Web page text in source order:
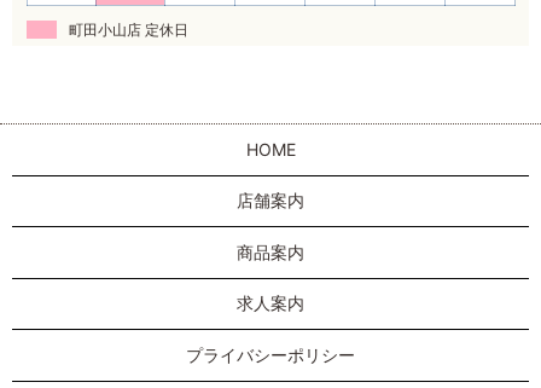
町田小山店 定休日
HOME
店舗案内
商品案内
求人案内
プライバシーポリシー